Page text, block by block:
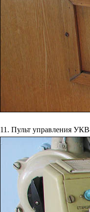
11. Пульт управления